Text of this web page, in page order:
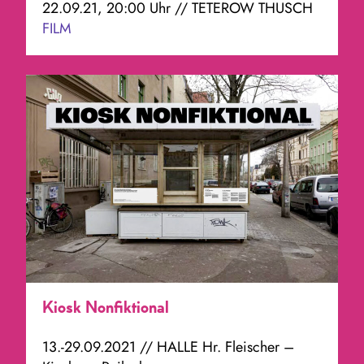
Im Anschluss: Filmgespräch mit den
Regisseur*innen
22.09.21, 20:00 Uhr // TETEROW THUSCH
FILM
Kiosk Nonfiktional
13.-29.09.2021 // HALLE Hr. Fleischer –